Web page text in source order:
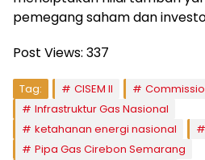
pemegang saham dan
Post Views: 337
Tag: CISEM II
Infrastruktur Gas Nasional
ketahanan energi nasional
Pipa Gas Cirebon Semarang